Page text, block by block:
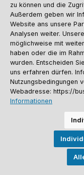
Vertrag widerrufen
Kundenservice
Informationen
Social Media und
Versandinformationen
Batterieentsorgung
Alle Preise inkl. gesetzl.
anders angegeben.
Streichpreise =
© 2026 Sporthund -
zu können und die
Außerdem geben wir
Website ans unsere
Analysen weiter.
möglichweise mit
haben oder die im
wurden. Entscheiden
uns erfahren dürfen.
Nutzungsbedingungen
Webadresse: https://
Informationen